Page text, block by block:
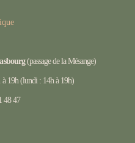
(passage de la Mésange)
19h (lundi : 14h à 19h)
48 47